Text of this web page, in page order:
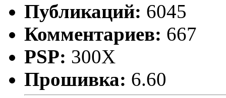
Публикаций: 6045
Комментариев: 667
PSP: 300X
Прошивка: 6.60